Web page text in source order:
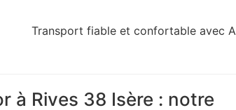
Transport fiable et confortable avec
à Rives 38 Isère : notre